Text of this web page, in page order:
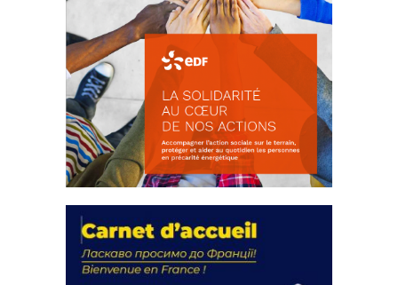
actions
18 septembre 2023
FEUILLETER